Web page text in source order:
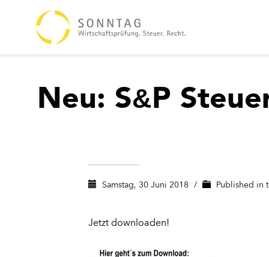
Neu: S&P
Samstag, 30 Juni 2018 / Published in
Jetzt downloaden!